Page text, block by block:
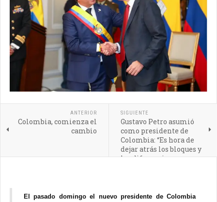
ANTERIOR
Colombia, comienza el
cambio
SIGUIENTE
Gustavo Petro asumió
como presidente de
Colombia: “Es hora de
dejar atrás los bloques y
las diferencias
El pasado domingo el nuevo presidente de Colombia